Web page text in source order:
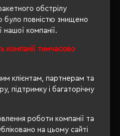
обстрілу
було повністю знищено
нашої компанії.
компанії тимчасово
клієнтам, партнерам та
підтримку і багаторічну
роботи компанії та
на цьому сайті